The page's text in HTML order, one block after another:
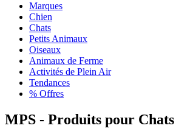
Marques
Chien
Chats
Petits Animaux
Oiseaux
Animaux de Ferme
Activités de Plein Air
Tendances
% Offres
MPS - Produits pour